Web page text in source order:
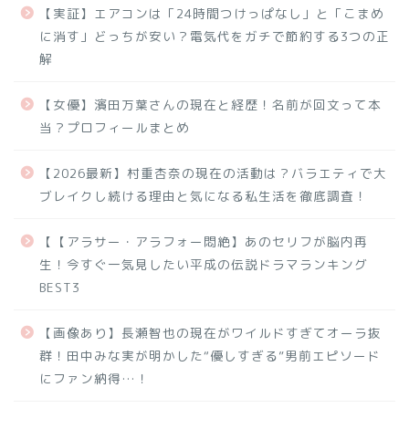
【実証】エアコンは「24時間つけっぱなし」と「こまめ
に消す」どっちが安い？電気代をガチで節約する3つの正
解
【女優】濱田万葉さんの現在と経歴！名前が回文って本
当？プロフィールまとめ
【2026最新】村重杏奈の現在の活動は？バラエティで大
ブレイクし続ける理由と気になる私生活を徹底調査！
【【アラサー・アラフォー悶絶】あのセリフが脳内再
生！今すぐ一気見したい平成の伝説ドラマランキング
BEST3
【画像あり】長瀬智也の現在がワイルドすぎてオーラ抜
群！田中みな実が明かした“優しすぎる”男前エピソード
にファン納得…！